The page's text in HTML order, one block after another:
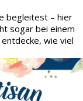
begleitest – hier
sogar bei einem
wie viel